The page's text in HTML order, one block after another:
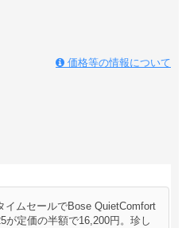
価格等の情報について
イムセールでBose QuietComfort
が定価の半額で16,200円。珍し